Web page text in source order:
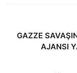
GAZZE
AJANSI